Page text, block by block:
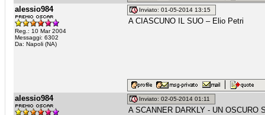
alessio984
Reg.: 10 Mar 2004
Messaggi: 6302
Da: Napoli (NA)
Inviato: 01-05-2014 13:15
A CIASCUNO IL SUO – Elio Petri
alessio984 Inviato: 02-05-2014 01:11
A SCANNER DARKLY - UN OSCURO